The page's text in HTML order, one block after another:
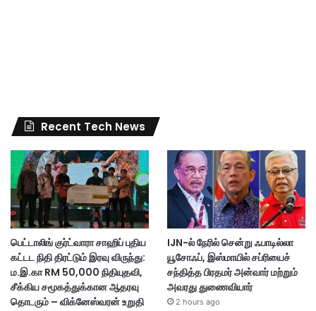
Recent Tech News
பெட்டாலிங் குர்ட்வாரா சாஹிப் புதிய
கட்டட நிதி திரட்டும் இரவு விருந்து:
ம.இ.கா RM 50,000 நிதியுதவி,
சீக்கிய சமூகத்துக்கான ஆதரவு
தொடரும் – விக்னேஸ்வரன் உறுதி
IJN-ல் நேரில் சென்று ஃபாடில்லா
யூசோஃப், இஸ்மாயில் சப்ரியைச்
சந்தித்த பிரதமர் அன்வார் மற்றும்
அவரது துணைவியார்
2 hours ago